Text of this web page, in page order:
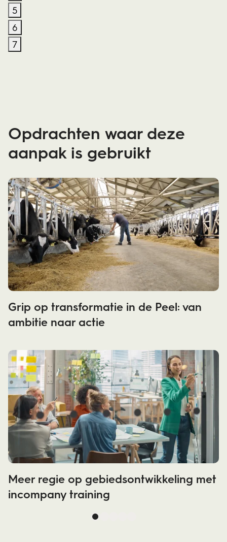
5
6
7
Opdrachten waar deze
aanpak is gebruikt
Grip op transformatie in de Peel: van
ambitie naar actie
Meer regie op gebiedsontwikkeling met
incompany training